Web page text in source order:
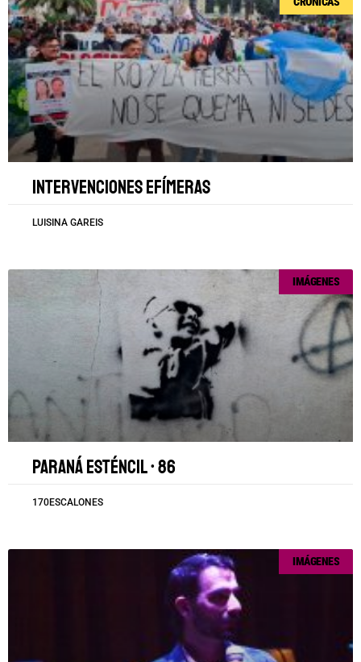
Intervenciones efímeras
LUISINA GAREIS
IMÁGENES
Paraná esténcil • 86
170ESCALONES
IMÁGENES